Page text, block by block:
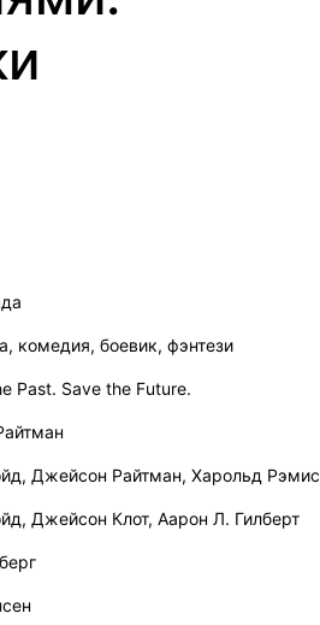
, комедия, боевик, фэнтези
Past. Save the Future.
, Джейсон Райтман, Харольд Рэмис
, Джейсон Клот, Аарон Л. Гилберт